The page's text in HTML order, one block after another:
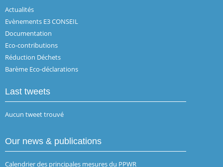
Actualités
Evènements E3 CONSEIL
Documentation
Eco-contributions
Réduction Déchets
Barème Eco-déclarations
Last tweets
Aucun tweet trouvé
Our news & publications
Calendrier des principales mesures du PPWR